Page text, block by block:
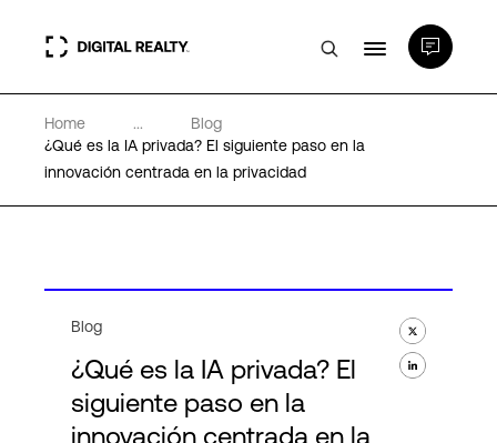
Centros de Datos
PlatformDIGITAL®
Acerca de
Home ...
Blog
¿Qué es la IA privada? El siguiente paso en la
innovación centrada en la privacidad
Blog
¿Qué es la IA privada? El
siguiente paso en la
innovación centrada en la